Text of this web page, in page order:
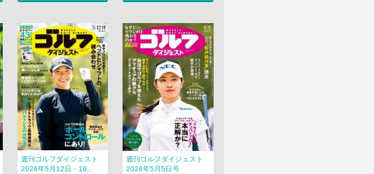
週刊ゴルフダイジェスト
2026年5月12日・19...
週刊ゴルフダイジェスト
2026年5月5日号